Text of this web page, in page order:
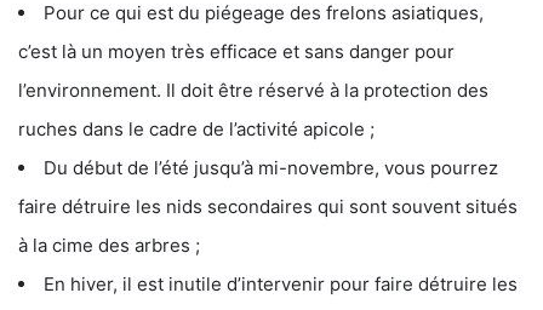
Pour ce qui est du piégeage des frelons asiatiques,
c’est là un moyen très efficace et sans danger pour
l’environnement. Il doit être réservé à la protection des
ruches dans le cadre de l’activité apicole ;
Du début de l’été jusqu’à mi-novembre, vous pourrez
faire détruire les nids secondaires qui sont souvent situés
à la cime des arbres ;
En hiver, il est inutile d’intervenir pour faire détruire les